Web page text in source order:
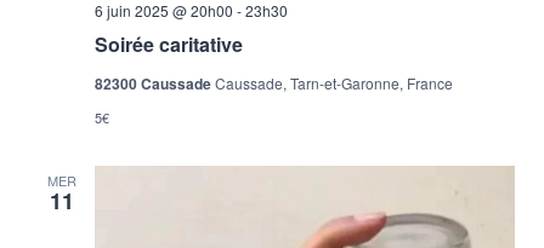
Soirée caritative
6 juin 2025 @ 20h00 -23h30
82300 CaussadeCaussade, Tarn-et-Garonne, France
5€
MER
11